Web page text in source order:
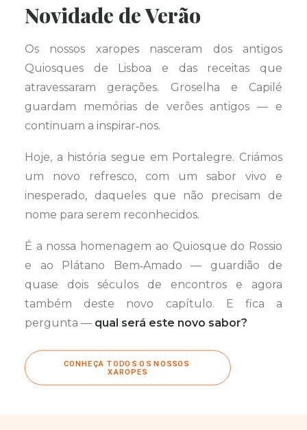
Novidade de Verão
Os nossos xaropes nasceram dos antigos
Quiosques de Lisboa e das receitas que
atravessaram gerações. Groselha e Capilé
guardam memórias de verões antigos — e
continuam a inspirar‑nos.
Hoje, a história segue em Portalegre. Criámos
um novo refresco, com um sabor vivo e
inesperado, daqueles que não precisam de
nome para serem reconhecidos.
É a nossa homenagem ao Quiosque do Rossio
e ao Plátano Bem‑Amado — guardião de
quase dois séculos de encontros e agora
também deste novo capítulo. E fica a
pergunta — qual será este novo sabor?
CONHEÇA TODOS OS NOSSOS
XAROPES